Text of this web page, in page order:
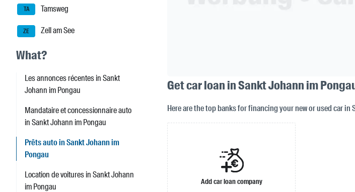
TA Tamsweg
ZE Zell am See
What?
Les annonces récentes in Sankt
Johann im Pongau
Mandataire et concessionnaire auto
in Sankt Johann im Pongau
Prêts auto in Sankt Johann im
Pongau
Location de voitures in Sankt Johann
im Pongau
Get car loan in Sankt Johann im
Here are the top banks for financing your new or used car
Add car loan company